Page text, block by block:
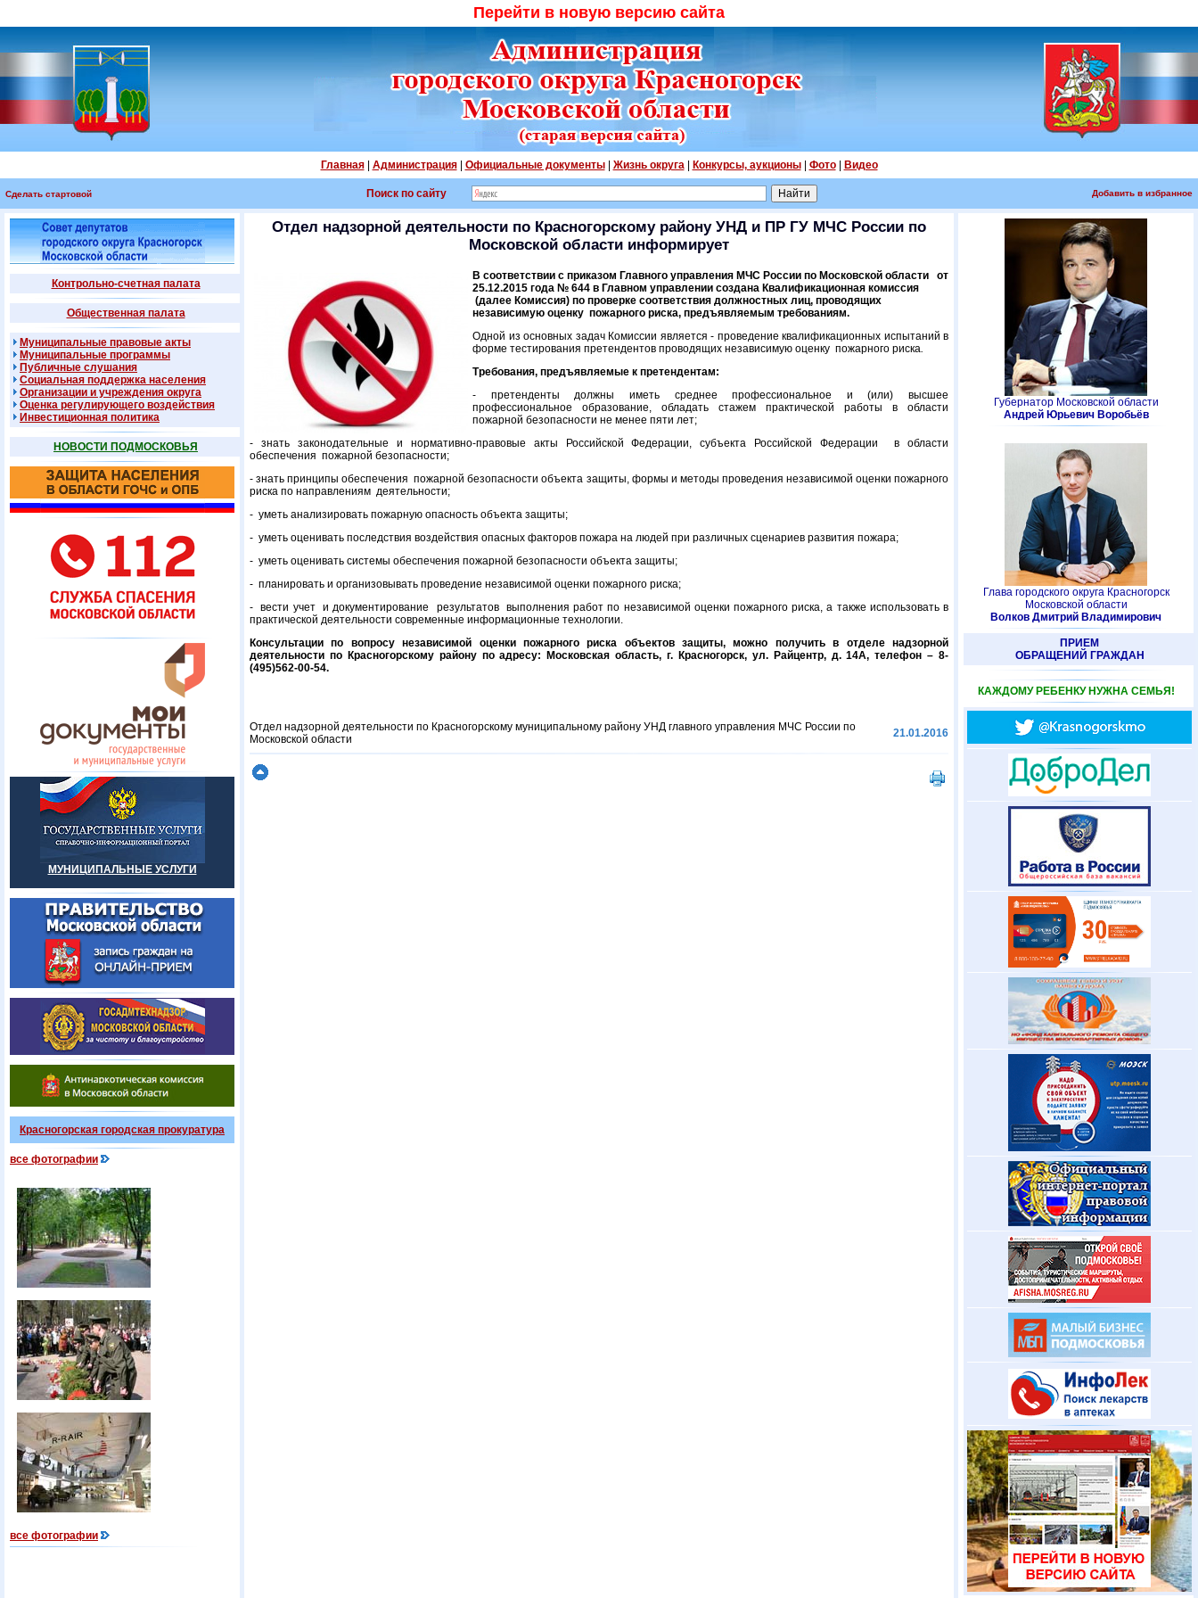
Перейти в новую версию сайта
Главная| Администрация| Официальные документы| Жизнь округа| Конкурсы, аукционы| Фото| Видео
Сделать стартовой Поиск по сайту Добавить в избранное
Контрольно-счетная палата
Общественная палата
Муниципальные правовые акты
Муниципальные программы
Публичные слушания
Социальная поддержка населения
Организации и учреждения округа
Оценка регулирующего воздействия
Инвестиционная политика
НОВОСТИ ПОДМОСКОВЬЯ
МУНИЦИПАЛЬНЫЕ УСЛУГИ
Красногорская городская прокуратура
все фотографии
все фотографии
Отдел надзорной деятельности по Красногорскому району УНД и ПР ГУ МЧС России по
Московской области информирует
В соответствии с приказом Главного управления МЧС России по Московской области от
25.12.2015 года № 644 в Главном управлении создана Квалификационная комиссия
(далее Комиссия) по проверке соответствия должностных лиц, проводящих
независимую оценку пожарного риска, предъявляемым требованиям.
Одной из основных задач Комиссии является - проведение квалификационных испытаний в
форме тестирования претендентов проводящих независимую оценку пожарного риска.
Требования, предъявляемые к претендентам:
- претенденты должны иметь среднее профессиональное и (или) высшее
профессиональное образование, обладать стажем практической работы в области
пожарной безопасности не менее пяти лет;
- знать законодательные и нормативно-правовые акты Российской Федерации, субъекта Российской Федерации в области
обеспечения пожарной безопасности;
- знать принципы обеспечения пожарной безопасности объекта защиты, формы и методы проведения независимой оценки пожарного
риска по направлениям деятельности;
- уметь анализировать пожарную опасность объекта защиты;
- уметь оценивать последствия воздействия опасных факторов пожара на людей при различных сценариев развития пожара;
- уметь оценивать системы обеспечения пожарной безопасности объекта защиты;
- планировать и организовывать проведение независимой оценки пожарного риска;
- вести учет и документирование результатов выполнения работ по независимой оценки пожарного риска, а также использовать в
практической деятельности современные информационные технологии.
Консультации по вопросу независимой оценки пожарного риска объектов защиты, можно получить в отделе надзорной
деятельности по Красногорскому району по адресу: Московская область, г. Красногорск, ул. Райцентр, д. 14А, телефон – 8-
(495)562-00-54.
Отдел надзорной деятельности по Красногорскому муниципальному району УНД главного управления МЧС России по
Московской области
21.01.2016
Губернатор Московской области
Андрей Юрьевич Воробьёв
Глава городского округа Красногорск
Московской области
Волков Дмитрий Владимирович
ПРИЕМ
ОБРАЩЕНИЙ ГРАЖДАН
КАЖДОМУ РЕБЕНКУ НУЖНА СЕМЬЯ!